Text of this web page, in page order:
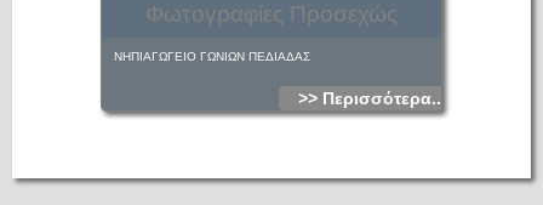
Φωτογραφίες Προσεχώς
ΝΗΠΙΑΓΩΓΕΙΟ ΓΩΝΙΩΝ ΠΕΔΙΑΔΑΣ
>> Περισσότερα...